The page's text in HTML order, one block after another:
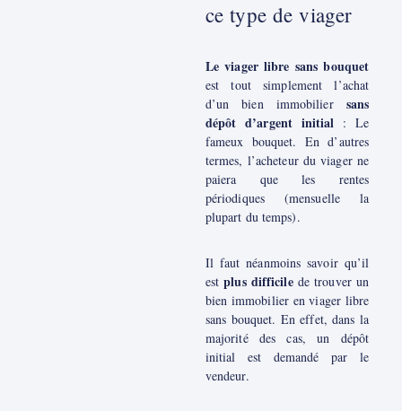
ce type de viager
Le viager libre sans bouquet
est tout simplement l’achat
d’un bien immobilier sans
dépôt d’argent initial : Le
fameux bouquet. En d’autres
termes, l’acheteur du viager ne
paiera que les rentes
périodiques (mensuelle la
plupart du temps).
Il faut néanmoins savoir qu’il
estplus difficilede trouver un
bien immobilier en viager libre
sans bouquet. En effet, dans la
majorité des cas, un dépôt
initial est demandé par le
vendeur.